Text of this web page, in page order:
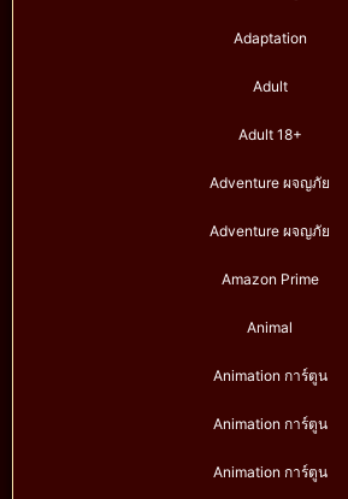
Adaptation
Adult
Adult 18+
Adventure ผจญภัย
Adventure ผจญภัย
Amazon Prime
Animal
Animation การ์ตูน
Animation การ์ตูน
Animation การ์ตูน